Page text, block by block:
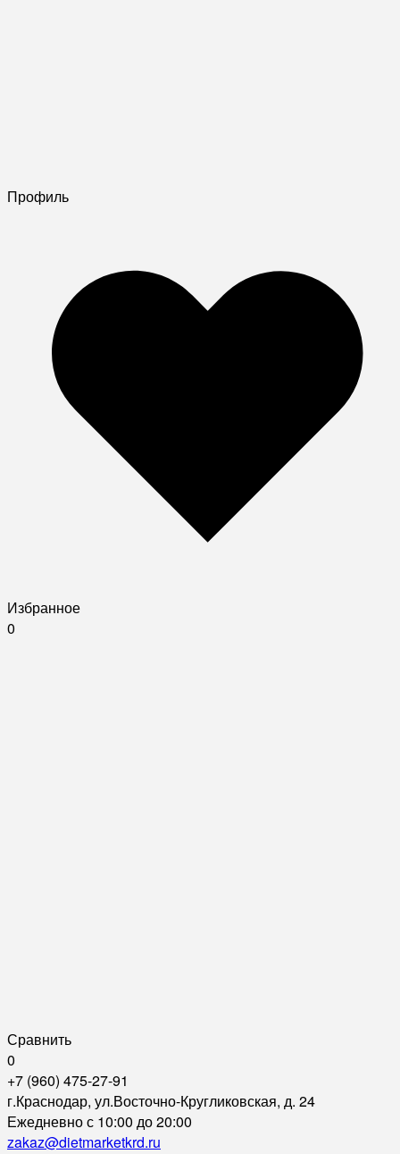
Профиль
Избранное
0
Сравнить
0
+7 (960) 475-27-91
г.Краснодар, ул.Восточно-Кругликовская, д. 24
Ежедневно с 10:00 до 20:00
zakaz@dietmarketkrd.ru